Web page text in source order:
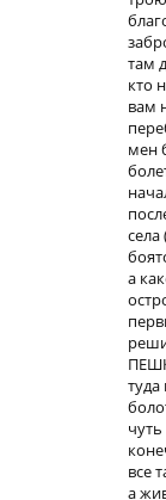
там
кто
вам
мен
а
все
а